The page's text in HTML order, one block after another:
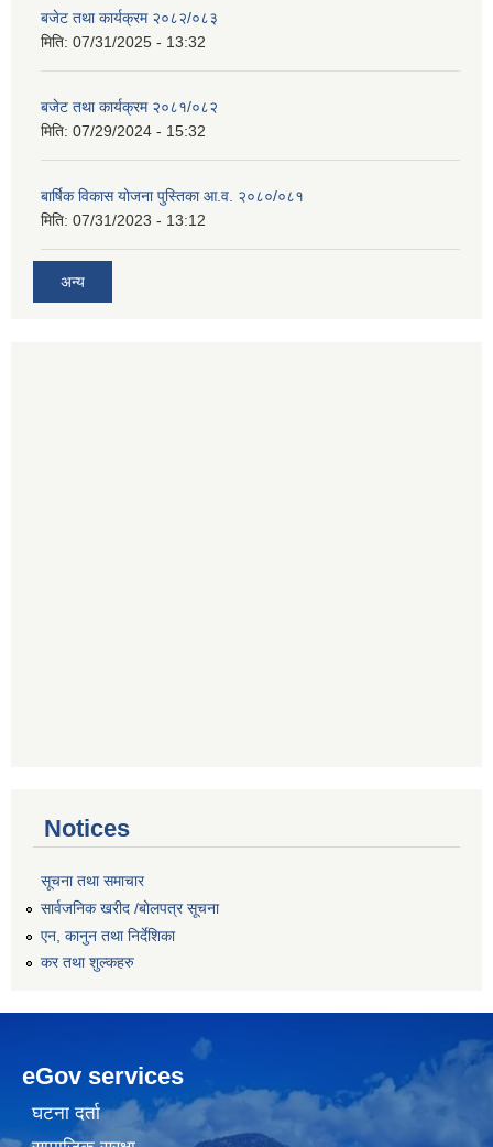
बजेट तथा कार्यक्रम २०८२/०८३
मिति: 07/31/2025 - 13:32
बजेट तथा कार्यक्रम २०८१/०८२
मिति: 07/29/2024 - 15:32
बार्षिक विकास योजना पुस्तिका आ.व. २०८०/०८१
मिति: 07/31/2023 - 13:12
अन्य
Notices
सूचना तथा समाचार
सार्वजनिक खरीद /बोलपत्र सूचना
एन, कानुन तथा निर्देशिका
कर तथा शुल्कहरु
eGov services
घटना दर्ता